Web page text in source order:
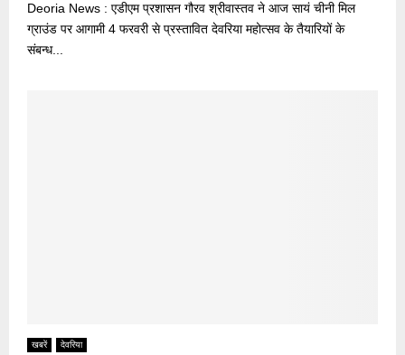
Deoria News : एडीएम प्रशासन गौरव श्रीवास्तव ने आज सायं चीनी मिल
ग्राउंड पर आगामी 4 फरवरी से प्रस्तावित देवरिया महोत्सव के तैयारियों के
संबन्ध...
खबरें देवरिया